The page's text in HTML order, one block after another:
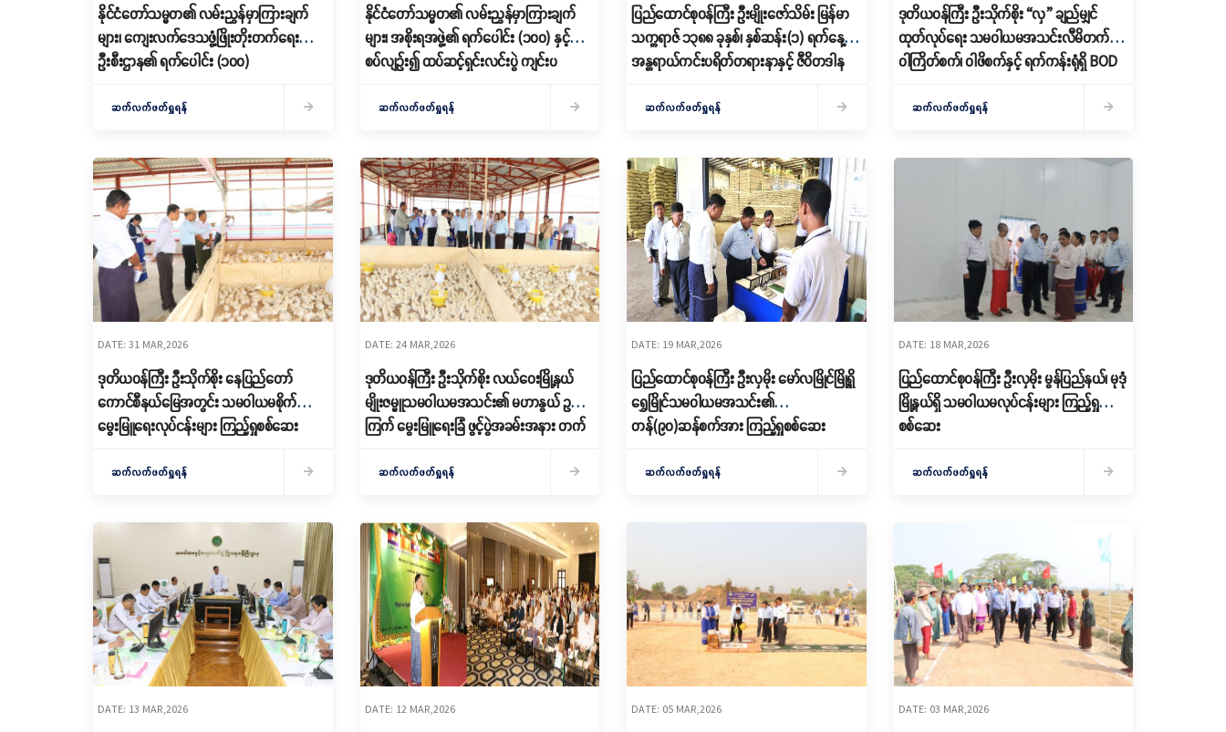
နိုင်ငံတော်သမ္မတ၏ လမ်းညွှန်မှာကြားချက်
များ၊ ကျေးလက်ဒေသဖွံ့ဖြိုးတိုးတက်ရေး
ဦးစီးဌာန၏ ရက်ပေါင်း (၁၀၀)
လုပ်ငန်းများရှင်းလင်းပွဲကျင်းပ
ဆက်လက်ဖတ်ရှုရန်
နိုင်ငံတော်သမ္မတ၏ လမ်းညွှန်မှာကြားချက်
များ၊ အစိုးရအဖွဲ့၏ ရက်ပေါင်း (၁၀၀) နှင့်
စပ်လျဉ်း၍ ထပ်ဆင့်ရှင်းလင်းပွဲ ကျင်းပ
ဆက်လက်ဖတ်ရှုရန်
ပြည်ထောင်စုဝန်ကြီး ဦးမျိုးဇော်သိမ်း မြန်မာ
သက္ကရာဇ် ၁၃၈၈ ခုနှစ်၊ နှစ်ဆန်း(၁) ရက်နေ့
အန္တရာယ်ကင်းပရိတ်တရားနာနှင့် ဇီဝိတဒါန
ဆက်လက်ဖတ်ရှုရန်
ဒုတိယဝန်ကြီး ဦးသိုက်စိုး “လှ” ချည်မျှင်
ထုတ်လုပ်ရေး သမဝါယမအသင်းလီမိတက်၏
ဝါကြိတ်စက်၊ ဝါဖိစက်နှင့် ရက်ကန်းရုံရှိ BOD
ဆက်လက်ဖတ်ရှုရန်
DATE: 31 MAR,2026
ဒုတိယဝန်ကြီး ဦးသိုက်စိုး နေပြည်တော်
ကောင်စီနယ်မြေအတွင်း သမဝါယမစိုက်ပျိုး
မွေးမြူရေးလုပ်ငန်းများ ကြည့်ရှုစစ်ဆေး
ဆက်လက်ဖတ်ရှုရန်
DATE: 24 MAR,2026
ဒုတိယဝန်ကြီး ဦးသိုက်စိုး လယ်ဝေးမြို့နယ်
မျိုးဇမ္ဗူသမဝါယမအသင်း၏ မဟာနွယ် ဥစား
ကြက် မွေးမြူရေးခြံ ဖွင့်ပွဲအခမ်းအနား တက်
ဆက်လက်ဖတ်ရှုရန်
DATE: 19 MAR,2026
ပြည်ထောင်စုဝန်ကြီး ဦးလှမိုး မော်လမြိုင်မြို့ရှိ
ရွှေမြိုင်သမဝါယမအသင်း၏
တန်(၉၀)ဆန်စက်အား ကြည့်ရှုစစ်ဆေး
ဆက်လက်ဖတ်ရှုရန်
DATE: 18 MAR,2026
ပြည်ထောင်စုဝန်ကြီး ဦးလှမိုး မွန်ပြည်နယ်၊ မုဒုံ
မြို့နယ်ရှိ သမဝါယမလုပ်ငန်းများ ကြည့်ရှု
စစ်ဆေး
ဆက်လက်ဖတ်ရှုရန်
DATE: 13 MAR,2026 DATE: 12 MAR,2026 DATE: 05 MAR,2026 DATE: 03 MAR,2026